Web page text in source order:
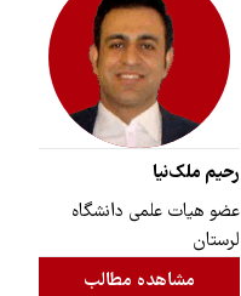
رحیم ملک‌نیا
عضو هیات علمی دانشگاه
لرستان
مشاهده مطالب